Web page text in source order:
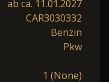
ab ca. 11.01.2027
CAR3030332
Benzin
Pkw
1 (None)